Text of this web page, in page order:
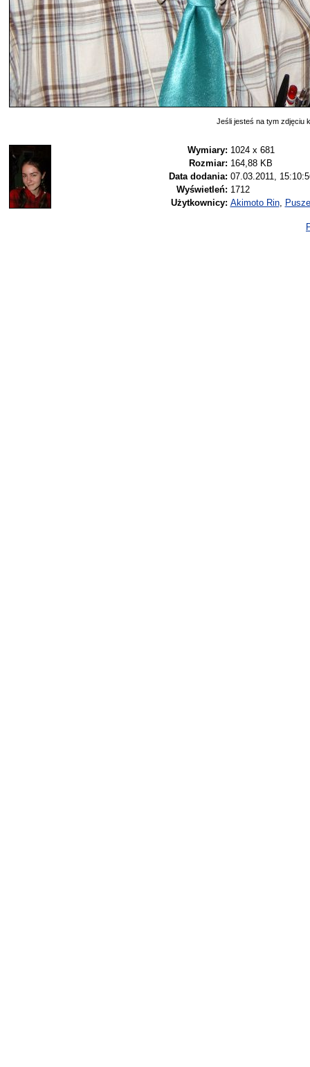
Jeśli jesteś na tym zdjęciu
Wymiary: 1024 x 681
Rozmiar: 164,88 KB
Data dodania: 07.03.2011,
Wyświetleń: 1712
Użytkownicy: Akimoto Rin,